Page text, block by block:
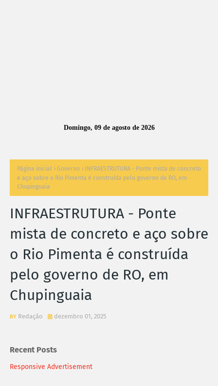
Domingo, 09 de agosto de 2026
Página inicial Governo
INFRAESTRUTURA - Ponte mista de concreto
e aço sobre o Rio Pimenta é construída pelo governo de RO, em
Chupinguaia
INFRAESTRUTURA - Ponte
mista de concreto e aço sobre
o Rio Pimenta é construída
pelo governo de RO, em
Chupinguaia
Redação dezembro 01, 2025
Recent Posts
Responsive Advertisement